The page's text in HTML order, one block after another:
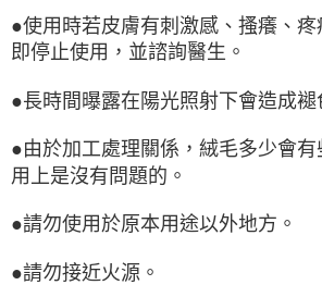
●使用時若皮膚有刺激感、搔癢、
即停止使用，並諮詢醫生。
●長時間曝露在陽光照射下會造成褪
●由於加工處理關係，絨毛多少會
用上是沒有問題的。
●請勿使用於原本用途以外地方。
●請勿接近火源。